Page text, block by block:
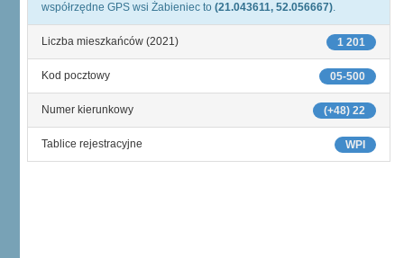
współrzędne GPS wsi Żabieniec to (21.043611, 52.056667).
1 201
Liczba mieszkańców (2021)
05-500
Kod pocztowy
(+48) 22
Numer kierunkowy
WPI
Tablice rejestracyjne